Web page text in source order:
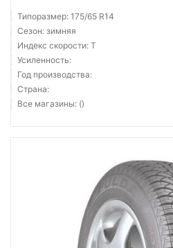
Типоразмер: 175/65 R14
Сезон: зимняя
Индекс скорости: T
Усиленность:
Год производства:
Страна:
Все магазины: ()
Сбросить